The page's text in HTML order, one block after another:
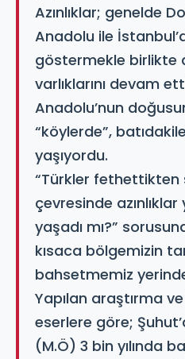
Azınlıklar; genelde
Anadolu ile
göstermekle birlikte
varlıklarını devam
Anadolu’nun
“köylerde”,
yaşıyordu.
“Türkler fethettikten
çevresinde
yaşadı mı?”
kısaca bölgemizin
bahsetmemiz
Yapılan araştırma
eserlere göre;
(M.Ö) 3 bin yılında